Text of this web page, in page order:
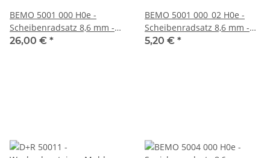
BEMO 5001 000 H0e -
Scheibenradsatz 8,6 mm -
VPE=10 Stück
26,00 € *
BEMO 5001 000_02 H0e -
Scheibenradsatz 8,6 mm -
VPE=2 Stück
5,20 € *